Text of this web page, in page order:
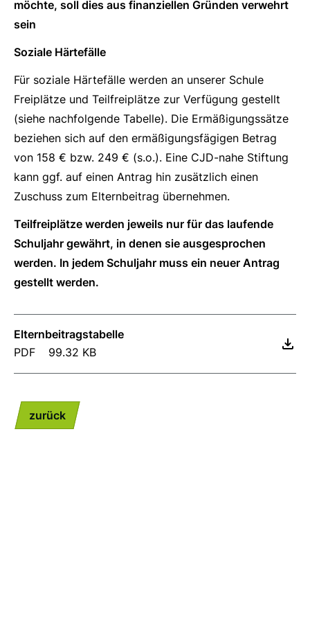
möchte, soll dies aus finanziellen Gründen verwehrt
sein
Soziale Härtefälle
Für soziale Härtefälle werden an unserer Schule
Freiplätze und Teilfreiplätze zur Verfügung gestellt
(siehe nachfolgende Tabelle). Die Ermäßigungssätze
beziehen sich auf den ermäßigungsfägigen Betrag
von 158 € bzw. 249 € (s.o.). Eine CJD-nahe Stiftung
kann ggf. auf einen Antrag hin zusätzlich einen
Zuschuss zum Elternbeitrag übernehmen.
Teilfreiplätze werden jeweils nur für das laufende
Schuljahr gewährt, in denen sie ausgesprochen
werden. In jedem Schuljahr muss ein neuer Antrag
gestellt werden.
Elternbeitragstabelle
PDF
99.32 KB
zurück